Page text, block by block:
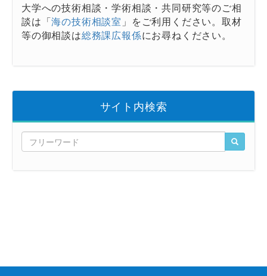
大学への技術相談・学術相談・共同研究等のご相
談は「海の技術相談室 」をご利用ください。取材
等の御相談は総務課広報係にお尋ねください。
サイト内検索